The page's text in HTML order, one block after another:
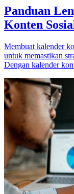
Panduan
Konten
Membuat kalender
untuk memastikan
Dengan kalender